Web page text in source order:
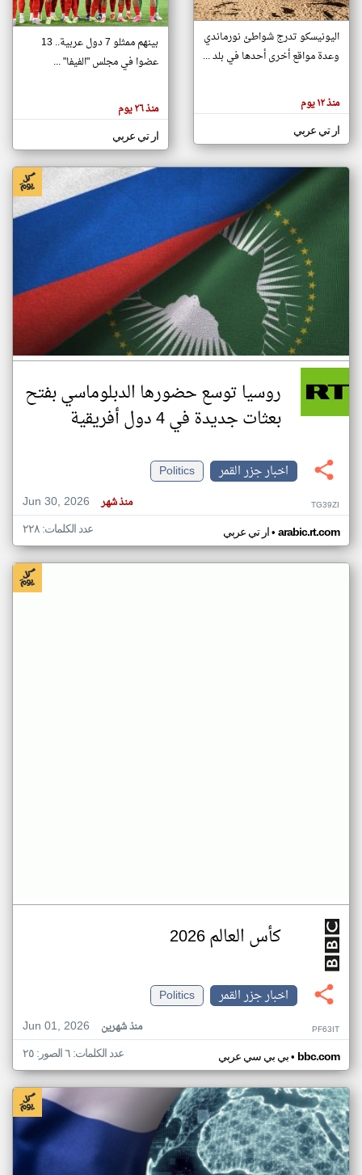
تغيير الدولة
اخبار جزر القمر على مدار الساعة
أهم اخبار جزر القمر العاجلة والمباشرة
هنا عن
وجهة
كاتبيها.
اليونيسكو تدرج شواطئ نورماندي
وعدة مواقع أخرى أحدها في بلد ...
منذ ١٢ يوم
ار تي عربي
بينهم ممثلو 7 دول عربية.. 13
عضوا في مجلس "الفيفا" ...
منذ ٢٦ يوم
ار تي عربي
روسيا توسع حضورها الدبلوماسي بفتح
بعثات جديدة في 4 دول أفريقية
اخبار جزر القمر
Politics
Jun 30, 2026
منذ شهر TG39ZI
ار تي عربي• arabic.rt.com عدد الكلمات: ٢٢٨
كأس العالم 2026
اخبار جزر القمر
Politics
Jun 01, 2026
منذ شهرين PF63IT
بي بي سي عربي• bbc.com عدد الكلمات: ٦ الصور: ٢٥
klyoum.com